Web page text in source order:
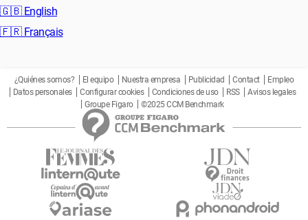
🇬🇧 English
🇫🇷 Français
¿Quiénes somos? El equipo Nuestra empresa Publicidad Contact
Empleo
Datos personales
Configurar cookies Condiciones de uso RSS
Avisos legales
Groupe Figaro
©2025 CCM Benchmark